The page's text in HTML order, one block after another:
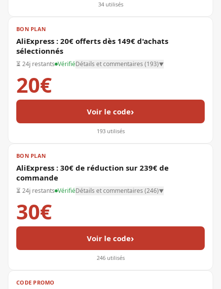
34utilisés
20€
BON PLAN
AliExpress : 20€ offerts dès 149€ d'achats
sélectionnés
⏳ 24j restants VérifiéDétails et commentaires (193)▼
Voir le code›
193utilisés
30€
BON PLAN
AliExpress : 30€ de réduction sur 239€ de
commande
⏳ 24j restants VérifiéDétails et commentaires (246)▼
Voir le code›
246utilisés
CODE PROMO